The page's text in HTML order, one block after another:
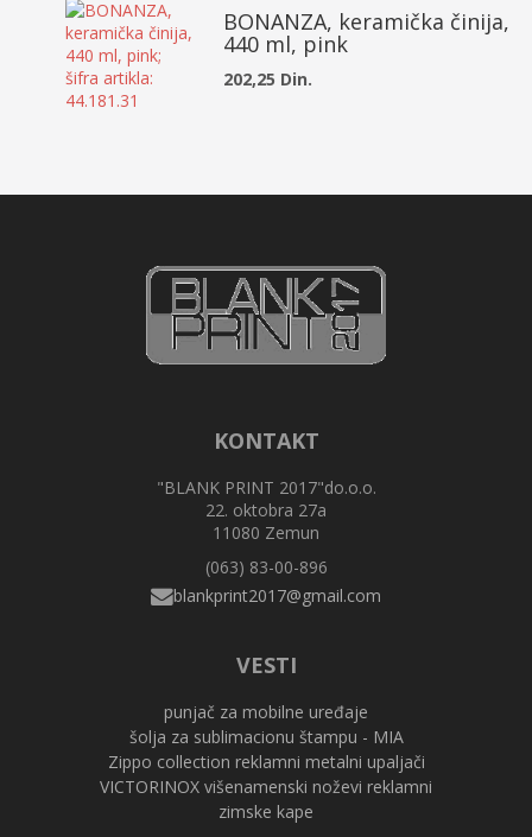
BONANZA, keramička činija,
440 ml, pink
202,25 Din.
KONTAKT
"BLANK PRINT 2017"do.o.o.
22. oktobra 27a
11080 Zemun
(063) 83-00-896
VESTI
punjač za mobilne uređaje
šolja za sublimacionu štampu - MIA
Zippo collection reklamni metalni upaljači
VICTORINOX višenamenski noževi reklamni
zimske kape